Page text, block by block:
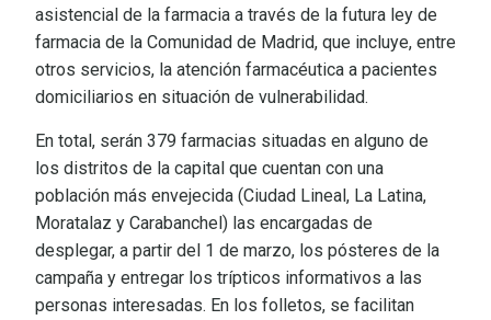
asistencial de la farmacia a través de la futura ley de
farmacia de la Comunidad de Madrid, que incluye, entre
otros servicios, la atención farmacéutica a pacientes
domiciliarios en situación de vulnerabilidad.
En total, serán 379 farmacias situadas en alguno de
los distritos de la capital que cuentan con una
población más envejecida (Ciudad Lineal, La Latina,
Moratalaz y Carabanchel) las encargadas de
desplegar, a partir del 1 de marzo, los pósteres de la
campaña y entregar los trípticos informativos a las
personas interesadas. En los folletos, se facilitan